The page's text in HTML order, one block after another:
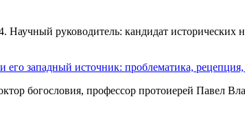
руководитель: кандидат исторических
западный источник: проблематика,
богословия, профессор протоиерей Павел